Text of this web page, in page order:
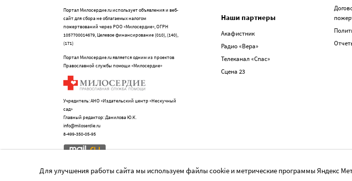
Портал Милосердие.ru использует объявления и веб-
сайт для сбора не облагаемых налогом
пожертвований через РОО «Милосердие», ОГРН
1057700014679, Целевое финансирование (010), (140),
(171)
Портал Милосердие.ru является одним из проектов
Православной службы помощи «Милосердие»
Учредитель: АНО «Издательский центр «Нескучный
сад»
Главный редактор: Данилова Ю.К.
info@miloserdie.ru
8-499-350-05-95
Наши партнеры
Акафистник
Радио «Вера»
Телеканал «Спас»
Сцена 23
Для улучшения работы сайта мы используем файлы cookie и метрические программы Яндекс